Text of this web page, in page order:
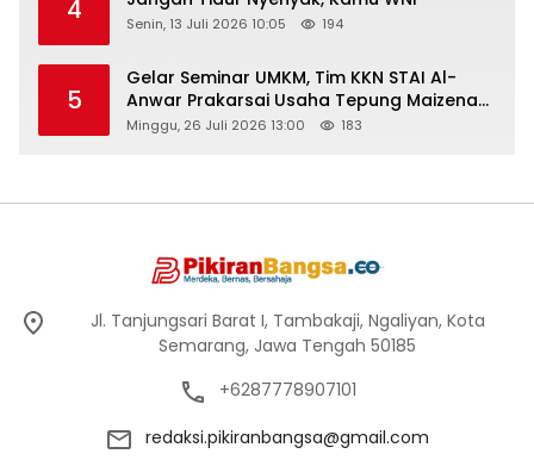
4 Senin, 13 Juli 2026 10:05 194
5
Gelar Seminar UMKM, Tim KKN STAI Al-
Anwar Prakarsai Usaha Tepung Maizena
di Logung
Minggu, 26 Juli 2026 13:00 183
Jl. Tanjungsari Barat I, Tambakaji, Ngaliyan, Kota
Semarang, Jawa Tengah 50185
+6287778907101
redaksi.pikiranbangsa@gmail.com